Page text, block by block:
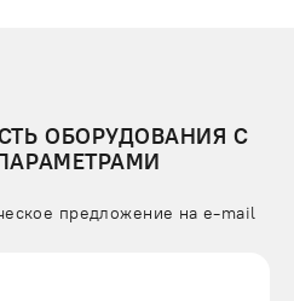
ОБОРУДОВАНИЯ С
предложение на e-mail